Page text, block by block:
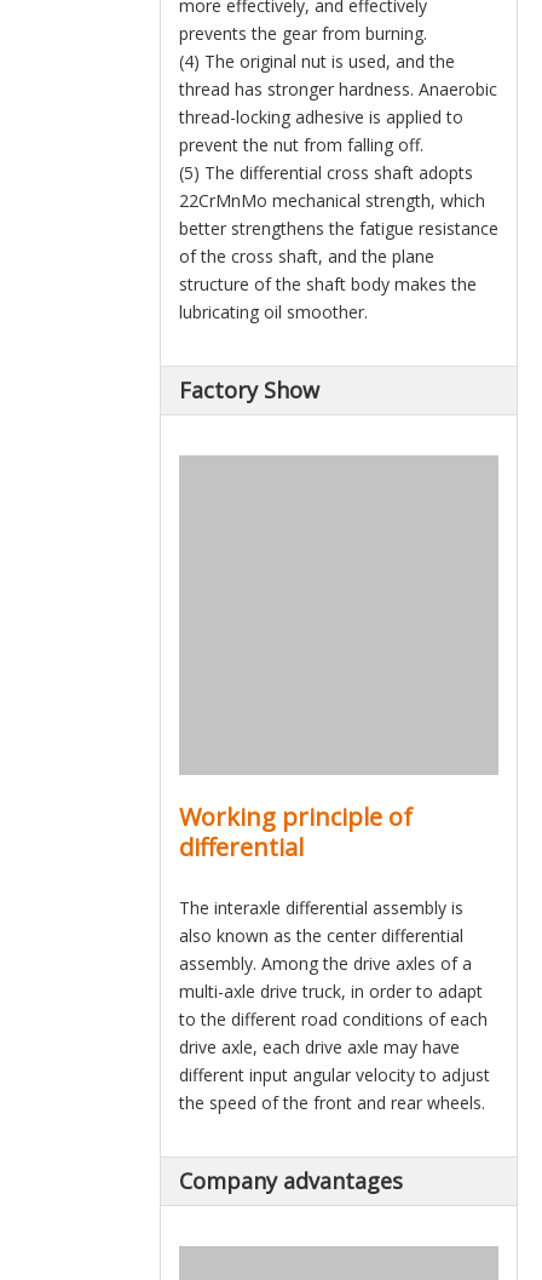
more effectively, and effectively
prevents the gear from burning.
(4) The original nut is used, and the
thread has stronger hardness. Anaerobic
thread-locking adhesive is applied to
prevent the nut from falling off.
(5) The differential cross shaft adopts
22CrMnMo mechanical strength, which
better strengthens the fatigue resistance
of the cross shaft, and the plane
structure of the shaft body makes the
lubricating oil smoother.
Factory Show
Working principle of
differential
The interaxle differential assembly is
also known as the center differential
assembly. Among the drive axles of a
multi-axle drive truck, in order to adapt
to the different road conditions of each
drive axle, each drive axle may have
different input angular velocity to adjust
the speed of the front and rear wheels.
Company advantages